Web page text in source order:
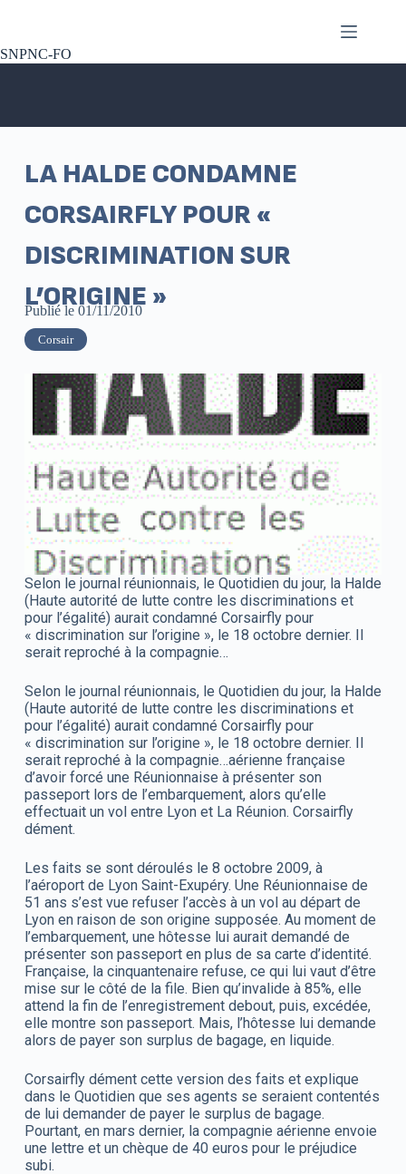
SNPNC-FO
LA HALDE CONDAMNE
CORSAIRFLY POUR «
DISCRIMINATION SUR
L’ORIGINE »
Publié le 01/11/2010
Corsair
Selon le journal réunionnais, le Quotidien du jour, la Halde
(Haute autorité de lutte contre les discriminations et
pour l’égalité) aurait condamné Corsairfly pour
« discrimination sur l’origine », le 18 octobre dernier. Il
serait reproché à la compagnie…
Selon le journal réunionnais, le Quotidien du jour, la Halde
(Haute autorité de lutte contre les discriminations et
pour l’égalité) aurait condamné Corsairfly pour
« discrimination sur l’origine », le 18 octobre dernier. Il
serait reproché à la compagnie…aérienne française
d’avoir forcé une Réunionnaise à présenter son
passeport lors de l’embarquement, alors qu’elle
effectuait un vol entre Lyon et La Réunion. Corsairfly
dément.
Les faits se sont déroulés le 8 octobre 2009, à
l’aéroport de Lyon Saint-Exupéry. Une Réunionnaise de
51 ans s’est vue refuser l’accès à un vol au départ de
Lyon en raison de son origine supposée. Au moment de
l’embarquement, une hôtesse lui aurait demandé de
présenter son passeport en plus de sa carte d’identité.
Française, la cinquantenaire refuse, ce qui lui vaut d’être
mise sur le côté de la file. Bien qu’invalide à 85%, elle
attend la fin de l’enregistrement debout, puis, excédée,
elle montre son passeport. Mais, l’hôtesse lui demande
alors de payer son surplus de bagage, en liquide.
Corsairfly dément cette version des faits et explique
dans le Quotidien que ses agents se seraient contentés
de lui demander de payer le surplus de bagage.
Pourtant, en mars dernier, la compagnie aérienne envoie
une lettre et un chèque de 40 euros pour le préjudice
subi.